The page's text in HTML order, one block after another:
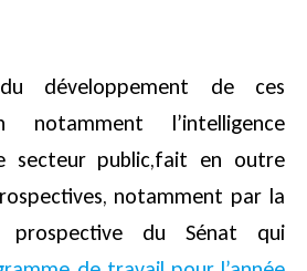
développement de ces
notamment l’intelligence
secteur public,fait en outre
notamment par la
du Sénat qui